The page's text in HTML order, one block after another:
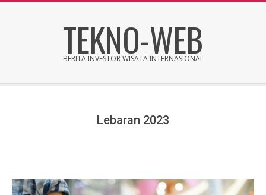
TEKNO-WEB
BERITA INVESTOR WISATA INTERNASIONAL
Lebaran 2023